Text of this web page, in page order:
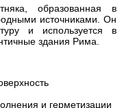
образованная в
источниками. Он
и используется в
здания Рима.
и герметизации